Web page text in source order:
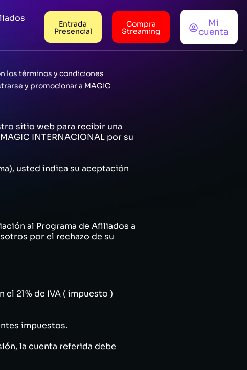
Entrada
Presencial
Compra
Streaming
Mi
cuenta
los términos y condiciones
y promocionar a MAGIC
sitio web para recibir una
INTERNACIONAL por su
usted indica su aceptación
al Programa de Afiliados a
por el rechazo de su
21% de IVA ( impuesto )
impuestos.
la cuenta referida debe